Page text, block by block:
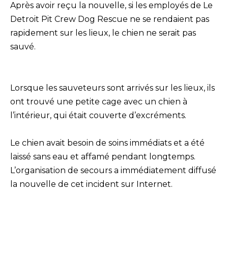
Après avoir reçu la nouvelle, si les employés de Le
Detroit Pit Crew Dog Rescue ne se rendaient pas
rapidement sur les lieux, le chien ne serait pas
sauvé.
Lorsque les sauveteurs sont arrivés sur les lieux, ils
ont trouvé une petite cage avec un chien à
l’intérieur, qui était couverte d’excréments.
Le chien avait besoin de soins immédiats et a été
laissé sans eau et affamé pendant longtemps.
L’organisation de secours a immédiatement diffusé
la nouvelle de cet incident sur Internet.